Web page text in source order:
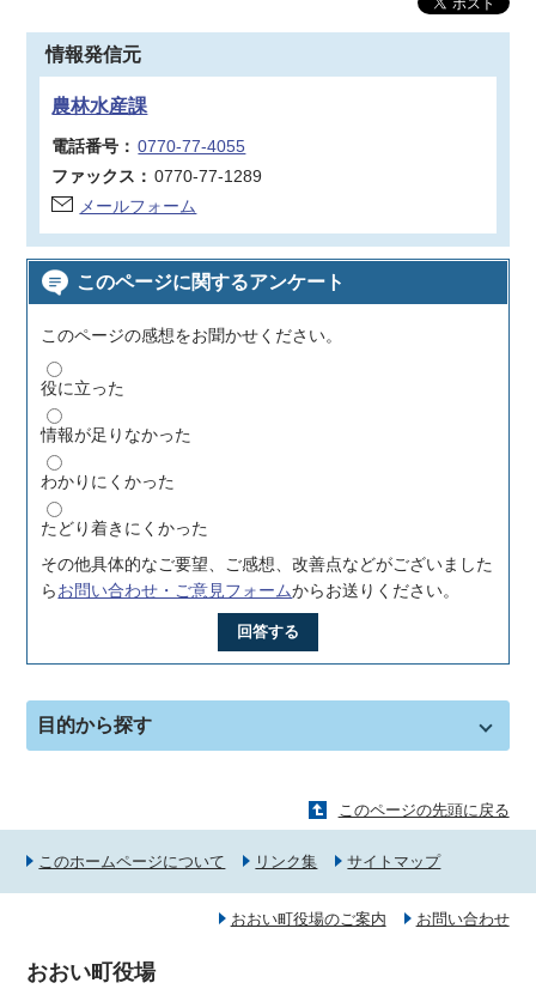
情報発信元
農林水産課
電話番号： 0770-77-4055
ファックス： 0770-77-1289
メールフォーム
このページに関するアンケート
このページの感想をお聞かせください。
役に立った
情報が足りなかった
わかりにくかった
たどり着きにくかった
その他具体的なご要望、ご感想、改善点などがございました
らお問い合わせ・ご意見フォームからお送りください。
回答する
目的から探す
このページの先頭に戻る
このホームページについて リンク集 サイトマップ
おおい町役場のご案内 お問い合わせ
おおい町役場